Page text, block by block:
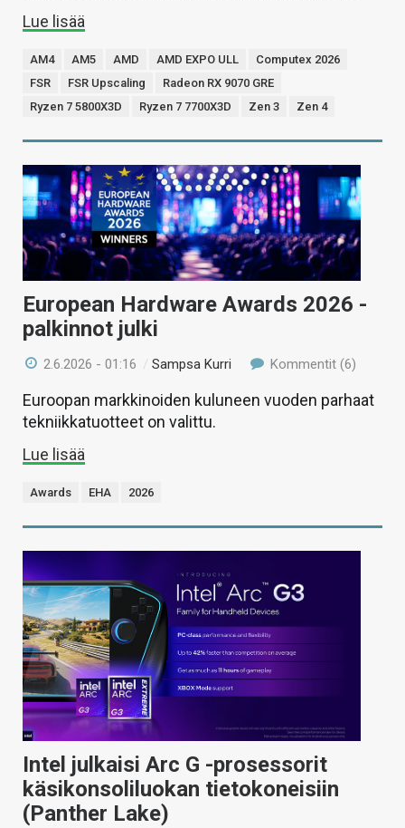
Lue lisää
AM4 AM5 AMD AMD EXPO ULL
Computex 2026
FSR
FSR Upscaling
Radeon RX 9070 GRE
Ryzen 7 5800X3D
Ryzen 7 7700X3D Zen 3 Zen 4
European Hardware Awards 2026 -
palkinnot julki
2.6.2026 - 01:16 /Sampsa Kurri Kommentit (6)
Euroopan markkinoiden kuluneen vuoden parhaat
tekniikkatuotteet on valittu.
Lue lisää
Awards EHA 2026
Intel julkaisi Arc G -prosessorit
käsikonsoliluokan tietokoneisiin
(Panther Lake)